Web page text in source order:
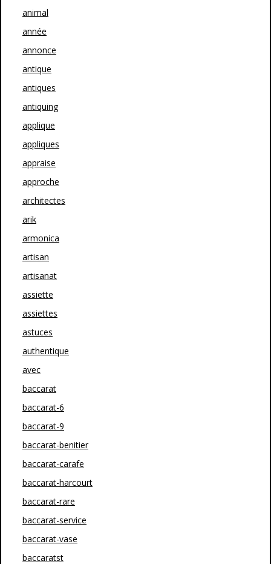
animal
année
annonce
antique
antiques
antiquing
applique
appliques
appraise
approche
architectes
arik
armonica
artisan
artisanat
assiette
assiettes
astuces
authentique
avec
baccarat
baccarat-6
baccarat-9
baccarat-benitier
baccarat-carafe
baccarat-harcourt
baccarat-rare
baccarat-service
baccarat-vase
baccaratst